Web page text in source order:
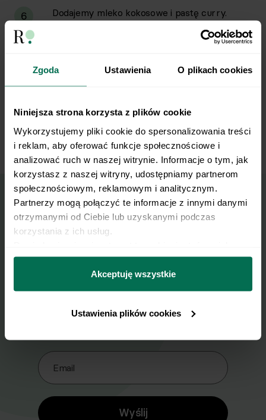
Zgoda Ustawienia O plikach cookies
Niniejsza strona korzysta z plików cookie
Wykorzystujemy pliki cookie do spersonalizowania treści
i reklam, aby oferować funkcje społecznościowe i
analizować ruch w naszej witrynie. Informacje o tym, jak
korzystasz z naszej witryny, udostępniamy partnerom
społecznościowym, reklamowym i analitycznym.
Partnerzy mogą połączyć te informacje z innymi danymi
otrzymanymi od Ciebie lub uzyskanymi podczas
korzystania z ich usług.
można się z nami skontaktować i w jaki sposób
przetwarzamy dane osobowe w ramach
prywatności.
Akceptuję wszystkie
Ustawienia plików cookies
6
Dodajemy mleko kokosowe i pastę curry.
sosem sojowym, pieprzem, przyprawą curry
(jeśli trzeba) i natką pietruszki.
8
Wyślij przepis na e-mail
Email
Wyślij